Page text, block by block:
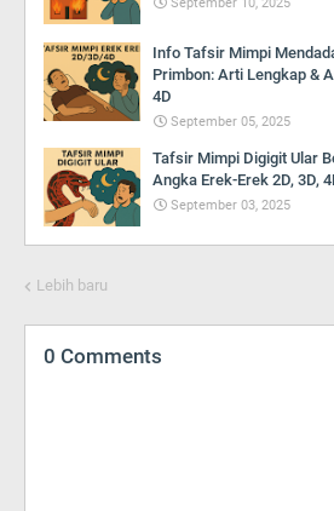
Info Tafsir Mimpi
Primbon: Arti Lengkap &
4D
September 05, 2025
Tafsir Mimpi Digigit Ular
Angka Erek-Erek 2D, 3D,
September 03, 2025
Lebih baru
0 Comments